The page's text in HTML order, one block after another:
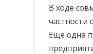
В ходе
частности
Еще одна